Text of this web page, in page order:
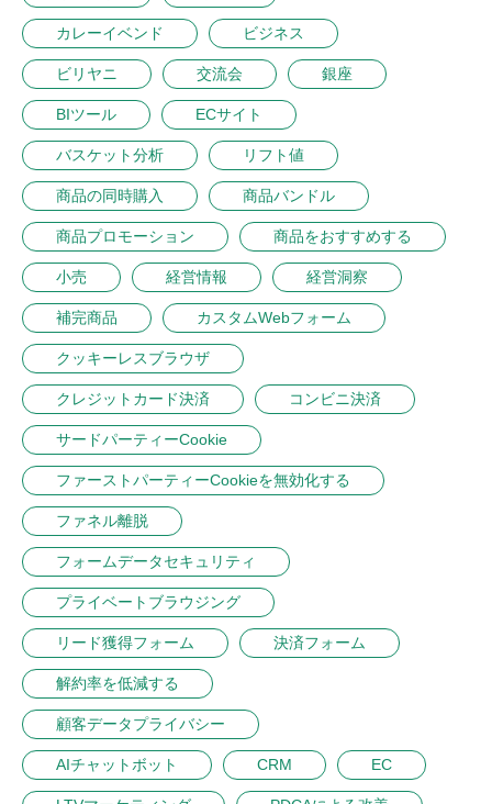
カレーイベンド ビジネス
ビリヤニ 交流会 銀座
BIツール ECサイト
バスケット分析 リフト値
商品の同時購入 商品バンドル
商品プロモーション 商品をおすすめする
小売 経営情報 経営洞察
補完商品 カスタムWebフォーム
クッキーレスブラウザ
クレジットカード決済 コンビニ決済
サードパーティーCookie
ファーストパーティーCookieを無効化する
ファネル離脱
フォームデータセキュリティ
プライベートブラウジング
リード獲得フォーム 決済フォーム
解約率を低減する
顧客データプライバシー
AIチャットボット CRM EC